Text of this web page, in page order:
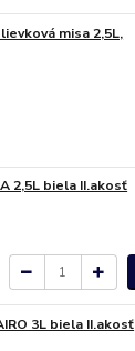
misa 2,5L,
2,5L biela II.akosť
3L biela II.akosť